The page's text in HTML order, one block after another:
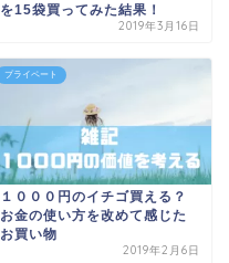
を15袋買ってみた結果！
2019年3月16日
プライペート
１０００円のイチゴ買える？
お金の使い方を改めて感じた
お買い物
2019年2月6日